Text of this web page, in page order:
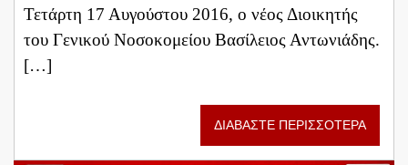
Τετάρτη 17 Αυγούστου 2016, ο νέος Διοικητής
του Γενικού Νοσοκομείου Βασίλειος Αντωνιάδης.
[…]
ΔΙΑΒΑΣΤΕ ΠΕΡΙΣΣΟΤΕΡΑ